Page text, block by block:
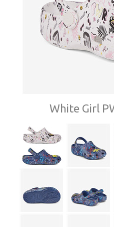
White Girl